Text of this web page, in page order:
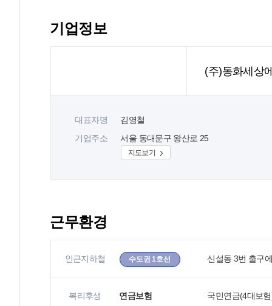
기업정보
(주)동화세상
대표자명
김영철
기업주소
서울 동대문구 왕산로 25
지도보기
근무환경
인근지하철 수도권 1호선 신설동 3번 출구
복리후생 연금보험
국민연금(4대보